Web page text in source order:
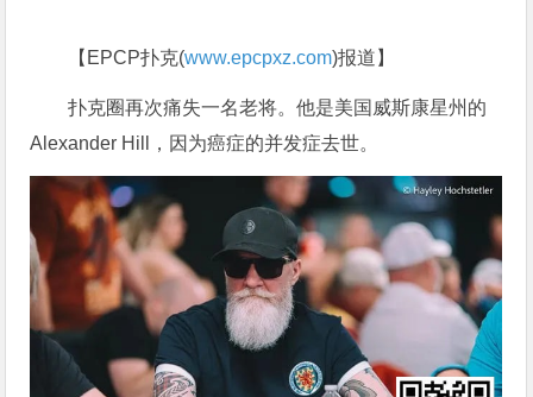
【EPCP扑克(www.epcpxz.com)报道】
扑克圈再次痛失一名老将。他是美国威斯康星州的
Alexander Hill，因为癌症的并发症去世。